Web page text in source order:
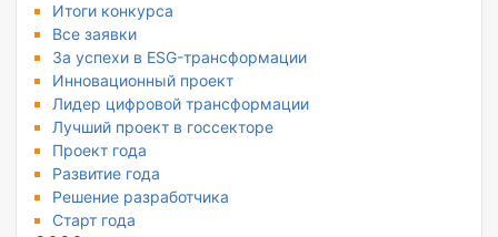
Итоги конкурса
Все заявки
За успехи в ESG-трансформации
Инновационный проект
Лидер цифровой трансформации
Лучший проект в госсекторе
Проект года
Развитие года
Решение разработчика
Старт года